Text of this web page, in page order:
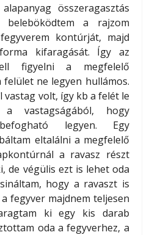
összeragasztás
a rajzom
kontúrját, majd
kifaragását. Így az
figyelni a megfelelő
ne legyen hullámos.
vastag volt, így kb a felét le
vastagságából, hogy
legyen. Egy
eltalálni a megfelelő
a ravasz részt
de végülis ezt is lehet oda
hogy a ravaszt is
fegyver majdnem teljesen
ki egy kis darab
oda a fegyverhez, a